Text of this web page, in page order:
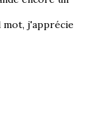
j'apprécie